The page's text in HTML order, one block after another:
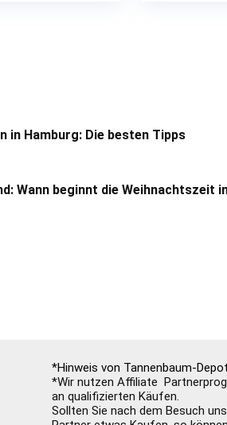
in Hamburg: Die besten Tipps
Wann beginnt die Weihnachtszeit
*Hinweis von Tannenbaum-
*Wir nutzen Affiliate
an qualifizierten Käufen.
Sollten Sie nach dem Besuch